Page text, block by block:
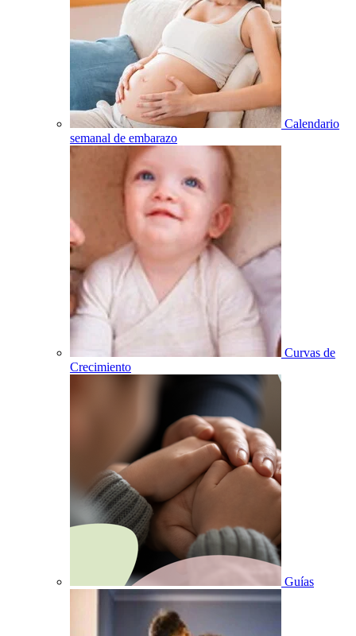
Calendario
semanal de embarazo
Curvas de
Crecimiento
Guías